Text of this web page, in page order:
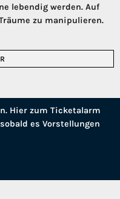
lebendig werden. Auf
zu manipulieren.
Hier zum Ticketalarm
es Vorstellungen